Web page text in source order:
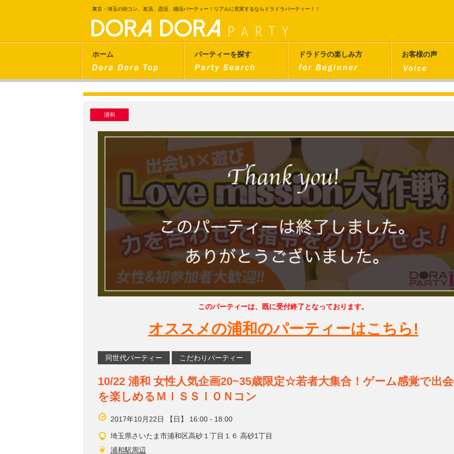
東京・埼玉の街コン、友活、恋活、婚活パーティー！リアルに充実するならドラドラパーティー！！
ホーム パーティーを探す ドラドラの楽しみ方 お客様の声
浦和
このパーティーは、既に受付終了となっております。
オススメの浦和のパーティーはこちら!
同世代パーティー こだわりパーティー
10/22 浦和 女性人気企画20~35歳限定☆若者大集合！ゲーム感覚で出
を楽しめるＭＩＳＳＩＯＮコン
2017年10月22日 【日】 16:00 - 18:00
埼玉県さいたま市浦和区高砂１丁目１６ 高砂1丁目
浦和駅周辺